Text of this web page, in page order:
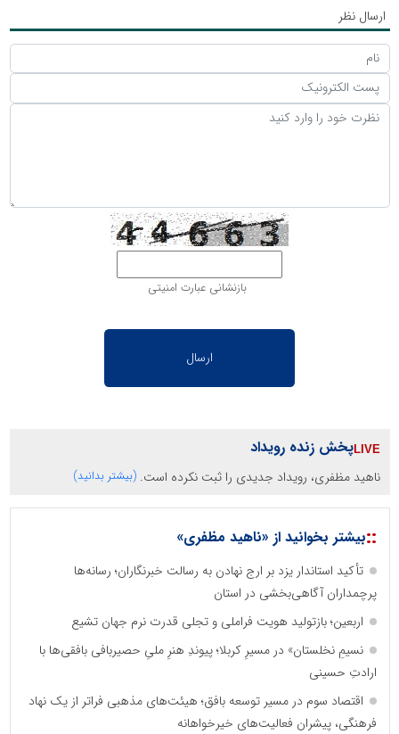
ارسال نظر
بازنشانی عبارت امنیتی
پخش زنده رویداد
ناهید مظفری، رویداد جدیدی را ثبت نکرده است. (بیشتر بدانید)
::بیشتر بخوانید از «ناهید مظفری»
تأکید استاندار یزد بر ارج نهادن به رسالت خبرنگاران؛ رسانه‌ها
پرچمداران آگاهی‌بخشی در استان
اربعین؛ بازتولید هویت فراملی و تجلی قدرت نرم جهان تشیع
نسیمِ نخلستان» در مسیرِ کربلا؛ پیوندِ هنرِ ملیِ حصیربافی بافقی‌ها با
ارادتِ حسینی
اقتصاد سوم در مسیر توسعه بافق؛ هیئت‌های مذهبی فراتر از یک نهاد
فرهنگی، پیشران فعالیت‌های خیرخواهانه